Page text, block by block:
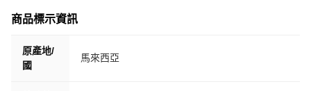
商品標示資訊
原產地/
國
馬來西亞